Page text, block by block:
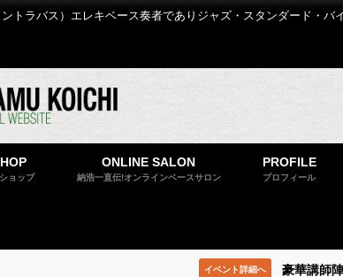
トラバス）エレキベース奏者でありジャズ・スタンダード・
ョップ
ONLINE SALON
納浩一直伝!オンラインベースサロン
PROFILE
プロフィール
イベント詳細へ 豪華講師